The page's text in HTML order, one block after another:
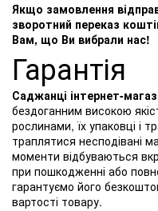
Якщо замовлення
зворотний переказ
Вам, що Ви вибрали нас!
Гарантія
Саджанці інтернет-
бездоганним високою
рослинами, їх упаковці і
траплятися несподівані
моменти відбуваються
при пошкодженні або
гарантуємо його
вартості товару.